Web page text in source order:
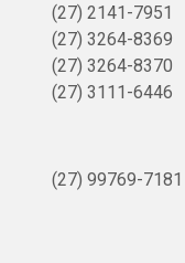
(27) 2141-7951
(27) 3264-8369
(27) 3264-8370
(27) 3111-6446
(27) 99769-7181